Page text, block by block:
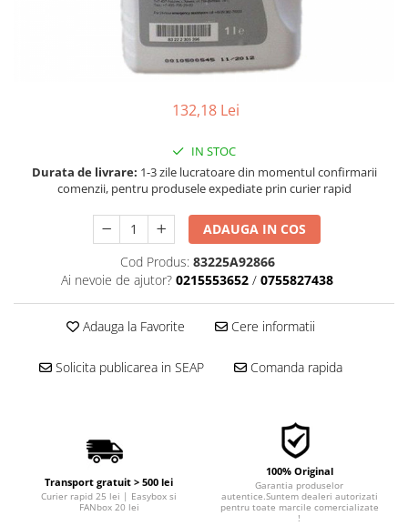
Recipiente si pulverizatoare
■ Filtre ulei
■ Filtre aer
■ Filtre combustibil
■ Filtre hidraulice
■ Filtre uscator
■ Filtre aditivi
■ Filtre epurator
Filtre aditivi
Filtre agent racire
132,18 Lei
IN STOC
Durata de livrare: 1-3 zile lucratoare din momentul confirmarii
comenzii, pentru produsele expediate prin curier rapid
ADAUGA IN COS
Cod Produs: 83225A92866
Ai nevoie de ajutor? 0215553652 / 0755827438
Adauga la Favorite Cere informatii
Solicita publicarea in SEAP Comanda rapida
Transport gratuit > 500 lei
Curier rapid 25 lei | Easybox si
FANbox 20 lei
100% Original
Garantia produselor
autentice.Suntem dealeri autorizati
pentru toate marcile comercializate
!